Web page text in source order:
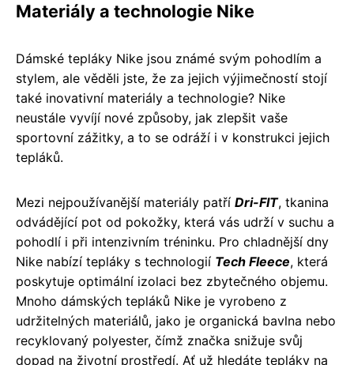
Materiály a technologie Nike
Dámské tepláky Nike jsou známé svým pohodlím a
stylem, ale věděli jste, že za jejich výjimečností stojí
také inovativní materiály a technologie? Nike
neustále vyvíjí nové způsoby, jak zlepšit vaše
sportovní zážitky, a to se odráží i v konstrukci jejich
tepláků.
Mezi nejpoužívanější materiály patří Dri-FIT, tkanina
odvádějící pot od pokožky, která vás udrží v suchu a
pohodlí i při intenzivním tréninku. Pro chladnější dny
Nike nabízí tepláky s technologií Tech Fleece, která
poskytuje optimální izolaci bez zbytečného objemu.
Mnoho dámských tepláků Nike je vyrobeno z
udržitelných materiálů, jako je organická bavlna nebo
recyklovaný polyester, čímž značka snižuje svůj
dopad na životní prostředí. Ať už hledáte tepláky na